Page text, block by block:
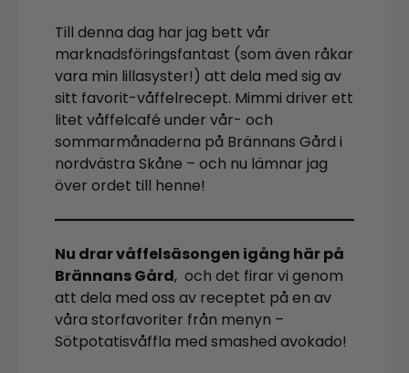
Till denna dag har jag bett vår
marknadsföringsfantast (som även råkar
vara min lillasyster!) att dela med sig av
sitt favorit-våffelrecept. Mimmi driver ett
litet våffelcafé under vår- och
sommarmånaderna på Brännans Gård i
nordvästra Skåne – och nu lämnar jag
över ordet till henne!
Nu drar våffelsäsongen igång här på
Brännans Gård, och det firar vi genom
att dela med oss av receptet på en av
våra storfavoriter från menyn –
Sötpotatisvåffla med smashed avokado!